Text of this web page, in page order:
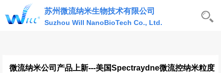
苏州微流纳米生物技术有限公司
Suzhou Will NanoBioTech Co., Ltd.
微流纳米公司产品上新---美国Spectraydne微流控纳米粒度